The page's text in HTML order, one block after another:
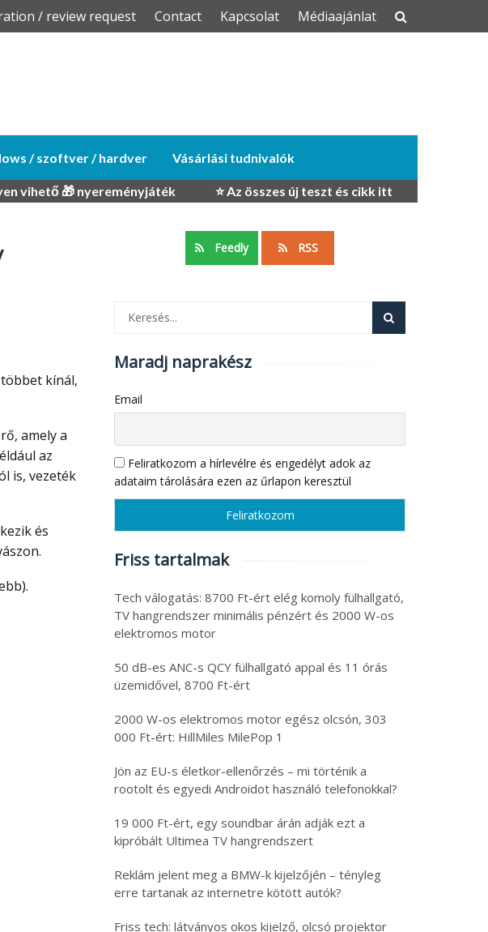
/ review request Contact Kapcsolat Médiaajánlat
/ szoftver / hardver Vásárlási tudnivalók
vihető 🎁 nyereményjáték ⭐ Az összes új teszt és cikk itt
kínál,
az
is, vezeték
Feedly RSS
Maradj naprakész
Email
Feliratkozom a hírlevélre és engedélyt adok az
adataim tárolására ezen az űrlapon keresztül
Friss tartalmak
Tech válogatás: 8700 Ft-ért elég komoly fülhallgató,
TV hangrendszer minimális pénzért és 2000 W-os
elektromos motor
50 dB-es ANC-s QCY fülhallgató appal és 11 órás
üzemidővel, 8700 Ft-ért
2000 W-os elektromos motor egész olcsón, 303
000 Ft-ért: HillMiles MilePop 1
Jön az EU-s életkor-ellenőrzés – mi történik a
rootolt és egyedi Androidot használó telefonokkal?
19 000 Ft-ért, egy soundbar árán adják ezt a
kipróbált Ultimea TV hangrendszert
Reklám jelent meg a BMW-k kijelzőjén – tényleg
erre tartanak az internetre kötött autók?
Friss tech: látványos okos kijelző, olcsó projektor